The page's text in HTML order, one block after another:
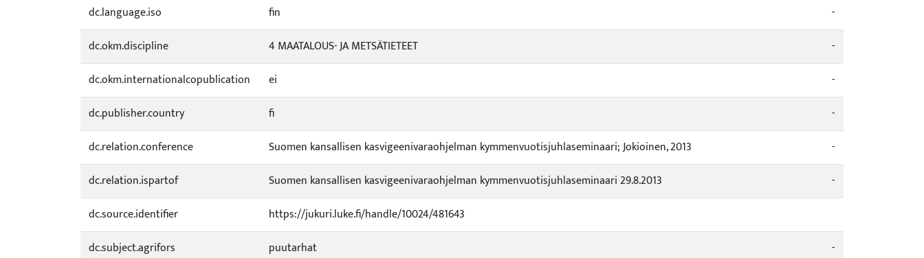
dc.language.iso
fin
-
dc.okm.discipline
4 MAATALOUS- JA METSÄTIETEET
-
dc.okm.internationalcopublication
ei
-
dc.publisher.country
fi
-
dc.relation.conference
Suomen kansallisen kasvigeenivaraohjelman kymmenvuotisjuhlaseminaari; Jokioinen, 2013
-
dc.relation.ispartof
Suomen kansallisen kasvigeenivaraohjelman kymmenvuotisjuhlaseminaari 29.8.2013
-
dc.source.identifier
https://jukuri.luke.fi/handle/10024/481643
dc.subject.agrifors
puutarhat
-